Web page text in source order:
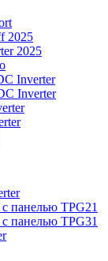
2025
2025
Inverter
Inverter
панелью TPG21
панелью TPG31